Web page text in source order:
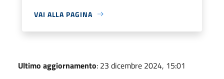
VAI ALLA PAGINA
Ultimo aggiornamento: 23 dicembre 2024, 15:01